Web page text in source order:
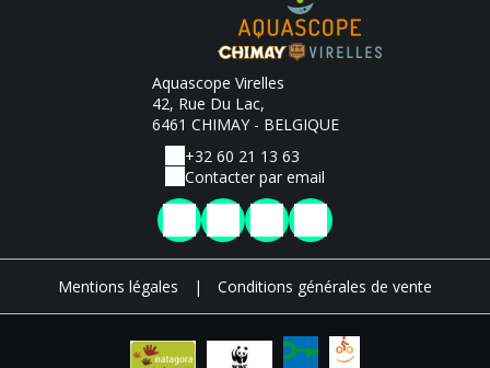
Aquascope Virelles
42, Rue Du Lac,
6461 CHIMAY - BELGIQUE
+32 60 21 13 63
Contacter par email
Mentions légales | Conditions générales de vente